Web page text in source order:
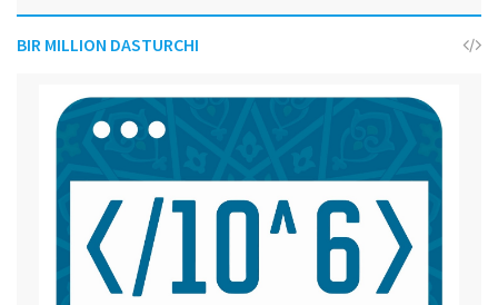
BIR MILLION DASTURCHI